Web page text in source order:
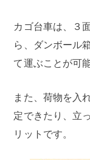
カゴ台車は、３
ら、ダンボール
て運ぶことが可能
また、荷物を入
定できたり、立
リットです。